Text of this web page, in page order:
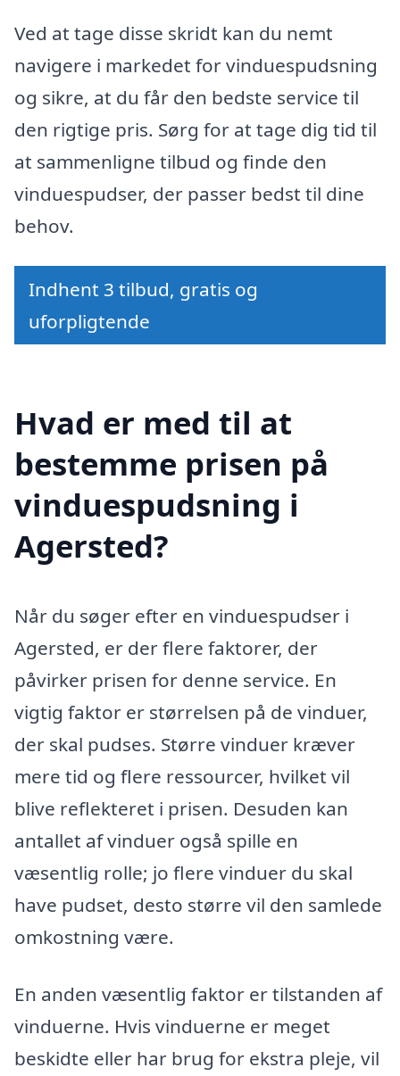
Ved at tage disse skridt kan du nemt
navigere i markedet for vinduespudsning
og sikre, at du får den bedste service til
den rigtige pris. Sørg for at tage dig tid til
at sammenligne tilbud og finde den
vinduespudser, der passer bedst til dine
behov.
Indhent 3 tilbud, gratis og
uforpligtende
Hvad er med til at
bestemme prisen på
vinduespudsning i
Agersted?
Når du søger efter en vinduespudser i
Agersted, er der flere faktorer, der
påvirker prisen for denne service. En
vigtig faktor er størrelsen på de vinduer,
der skal pudses. Større vinduer kræver
mere tid og flere ressourcer, hvilket vil
blive reflekteret i prisen. Desuden kan
antallet af vinduer også spille en
væsentlig rolle; jo flere vinduer du skal
have pudset, desto større vil den samlede
omkostning være.
En anden væsentlig faktor er tilstanden af
vinduerne. Hvis vinduerne er meget
beskidte eller har brug for ekstra pleje, vil